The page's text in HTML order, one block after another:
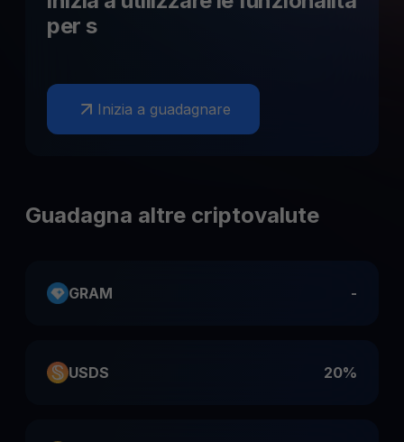
per s
Inizia a guadagnare
Guadagna altre criptovalute
GRAM -
USDS 20%